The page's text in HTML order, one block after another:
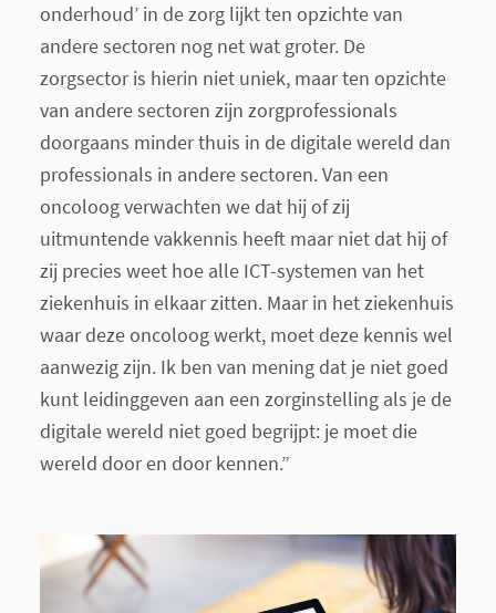
onderhoud’ in de zorg lijkt ten opzichte van
andere sectoren nog net wat groter. De
zorgsector is hierin niet uniek, maar ten opzichte
van andere sectoren zijn zorgprofessionals
doorgaans minder thuis in de digitale wereld dan
professionals in andere sectoren. Van een
oncoloog verwachten we dat hij of zij
uitmuntende vakkennis heeft maar niet dat hij of
zij precies weet hoe alle ICT-systemen van het
ziekenhuis in elkaar zitten. Maar in het ziekenhuis
waar deze oncoloog werkt, moet deze kennis wel
aanwezig zijn. Ik ben van mening dat je niet goed
kunt leidinggeven aan een zorginstelling als je de
digitale wereld niet goed begrijpt: je moet die
wereld door en door kennen.”